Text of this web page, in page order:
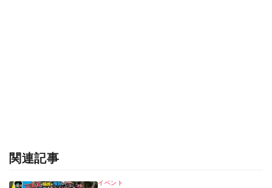
関連記事
イベント